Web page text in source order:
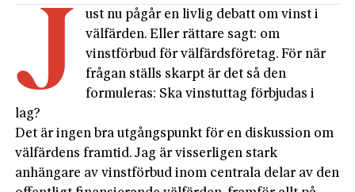
J
ust nu pågår en livlig debatt om vinst i
välfärden. Eller rättare sagt: om
vinstförbud för välfärdsföretag. För när
frågan ställs skarpt är det så den
formuleras: Ska vinstuttag förbjudas i
lag?
Det är ingen bra utgångspunkt för en diskussion om
välfärdens framtid. Jag är visserligen stark
anhängare av vinstförbud inom centrala delar av den